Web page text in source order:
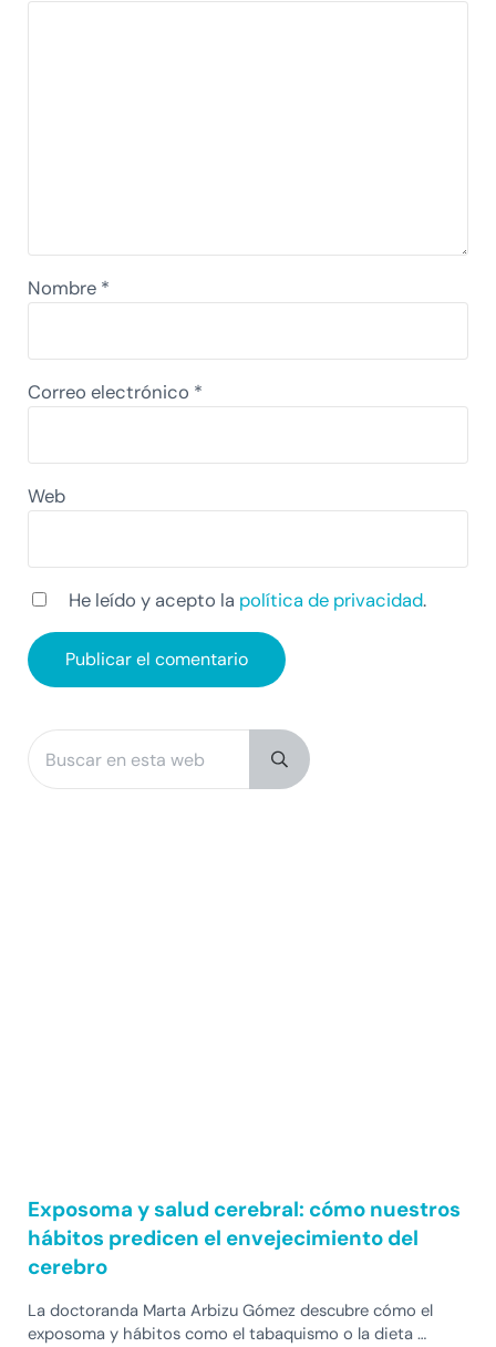
Nombre *
Correo electrónico *
Web
He leído y acepto la política de privacidad.
Sidebar
Buscar en esta web
Submit search
Exposoma y salud cerebral: cómo nuestros
hábitos predicen el envejecimiento del
cerebro
La doctoranda Marta Arbizu Gómez descubre cómo el
exposoma y hábitos como el tabaquismo o la dieta …